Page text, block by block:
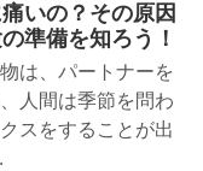
いの？その原因
準備を知ろう！
は、パートナーを
人間は季節を問わ
スをすることが出